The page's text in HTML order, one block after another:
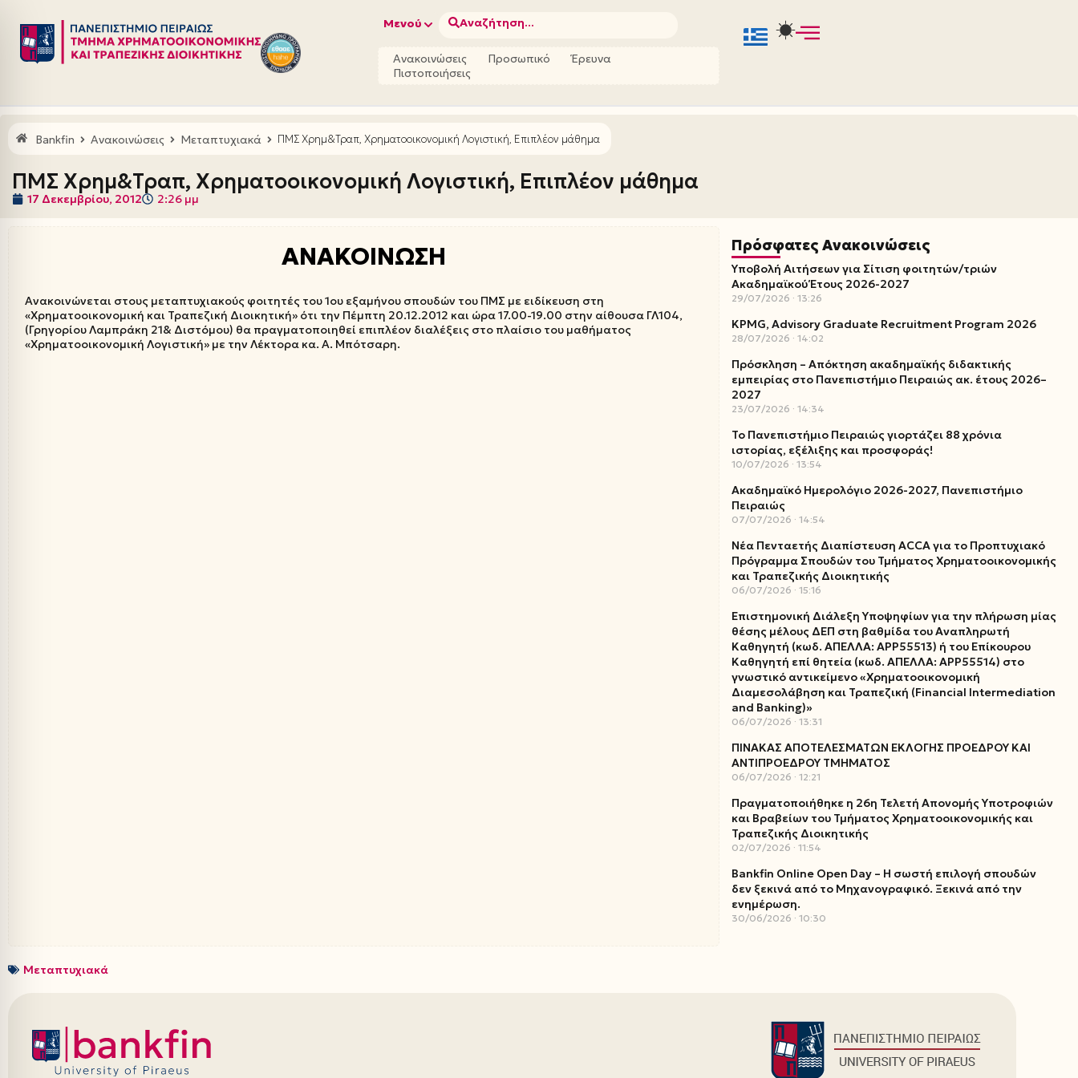
Μεταπηδήστε
στο
Μενού Αναζήτηση...
Ανακοινώσεις Προσωπικό
Έρευνα
Πιστοποιήσεις
Bankfin Ανακοινώσεις Μεταπτυχιακά ΠΜΣ Χρημ&Τραπ, Χρηματοοικονομική Λογιστική, Επιπλέον μάθημα
ΠΜΣ Χρημ&Τραπ, Χρηματοοικονομική Λογιστική, Επιπλέον μάθημα
17 Δεκεμβρίου, 2012 2:26 μμ
ΑΝΑΚΟΙΝΩΣΗ
Ανακοινώνεται στους μεταπτυχιακούς φοιτητές του 1ου εξαμήνου σπουδών του ΠΜΣ με ειδίκευση στη
«Χρηματοοικονομική και Τραπεζική Διοικητική» ότι την Πέμπτη 20.12.2012 και ώρα 17.00-19.00 στην αίθουσα ΓΛ104,
(Γρηγορίου Λαμπράκη 21& Διστόμου) θα πραγματοποιηθεί επιπλέον διαλέξεις στο πλαίσιο του μαθήματος
«Χρηματοοικονομική Λογιστική» με την Λέκτορα κα. Α. Μπότσαρη.
Πρόσφατες Ανακοινώσεις
Υποβολή Αιτήσεων για Σίτιση φοιτητών/τριών
Ακαδημαϊκού Έτους 2026-2027
29/07/2026 13:26
KPMG, Advisory Graduate Recruitment Program 2026
28/07/2026 14:02
Πρόσκληση – Απόκτηση ακαδημαϊκής διδακτικής
εμπειρίας στο Πανεπιστήμιο Πειραιώς ακ. έτους 2026–
2027
23/07/2026 14:34
Το Πανεπιστήμιο Πειραιώς γιορτάζει 88 χρόνια
ιστορίας, εξέλιξης και προσφοράς!
10/07/2026 13:54
Ακαδημαϊκό Ημερολόγιο 2026-2027, Πανεπιστήμιο
Πειραιώς
07/07/2026 14:54
Νέα Πενταετής Διαπίστευση ACCA για το Προπτυχιακό
Πρόγραμμα Σπουδών του Τμήματος Χρηματοοικονομικής
και Τραπεζικής Διοικητικής
06/07/2026 15:16
Επιστημονική Διάλεξη Υποψηφίων για την πλήρωση μίας
θέσης μέλους ΔΕΠ στη βαθμίδα του Αναπληρωτή
Καθηγητή (κωδ. ΑΠΕΛΛΑ: ΑΡΡ55513) ή του Επίκουρου
Καθηγητή επί θητεία (κωδ. ΑΠΕΛΛΑ: ΑΡΡ55514) στο
γνωστικό αντικείμενο «Χρηματοοικονομική
Διαμεσολάβηση και Τραπεζική (Financial Intermediation
and Banking)»
06/07/2026 13:31
ΠΙΝΑΚΑΣ ΑΠΟΤΕΛΕΣΜΑΤΩΝ ΕΚΛΟΓΗΣ ΠΡΟΕΔΡΟΥ ΚΑΙ
ΑΝΤΙΠΡΟΕΔΡΟΥ ΤΜΗΜΑΤΟΣ
06/07/2026 12:21
Πραγματοποιήθηκε η 26η Τελετή Απονομής Υποτροφιών
και Βραβείων του Τμήματος Χρηματοοικονομικής και
Τραπεζικής Διοικητικής
02/07/2026 11:54
Bankfin Online Open Day – Η σωστή επιλογή σπουδών
δεν ξεκινά από το Μηχανογραφικό. Ξεκινά από την
ενημέρωση.
30/06/2026 10:30
Μεταπτυχιακά